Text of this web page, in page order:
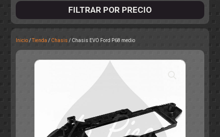
OTROS
FILTRAR POR PRECIO
Inicio/Tienda / Chasis / Chasis EVO Ford P68 medio